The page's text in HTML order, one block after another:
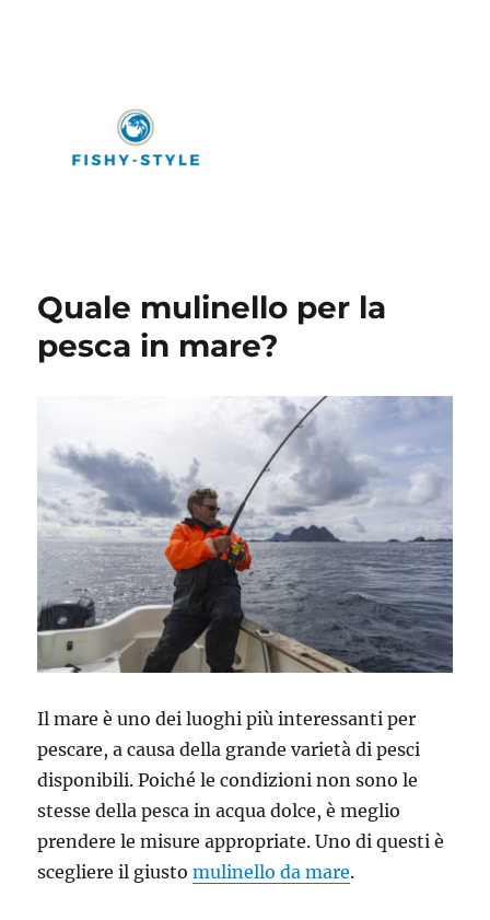
Quale mulinello per la
pesca in mare?
Il mare è uno dei luoghi più interessanti per
pescare, a causa della grande varietà di pesci
disponibili. Poiché le condizioni non sono le
stesse della pesca in acqua dolce, è meglio
prendere le misure appropriate. Uno di questi è
scegliere il giustomulinello da mare.